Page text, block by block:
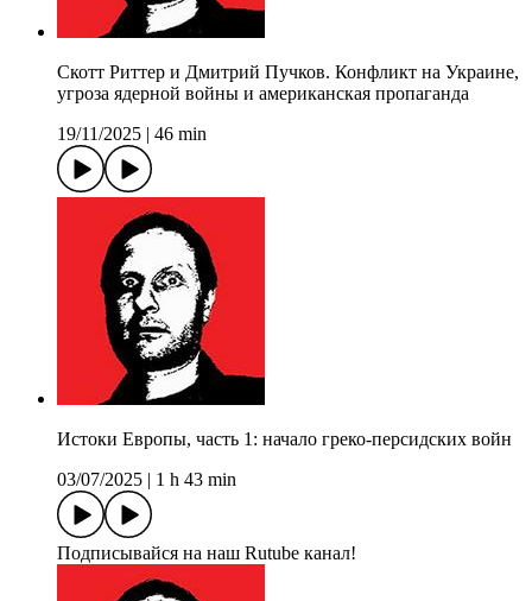
Скотт Риттер и Дмитрий Пучков. Конфликт на Украине,
угроза ядерной войны и американская пропаганда
19/11/2025
46 min
Истоки Европы, часть 1: начало греко-персидских войн
03/07/2025
1 h 43 min
Подписывайся на наш Rutube канал!